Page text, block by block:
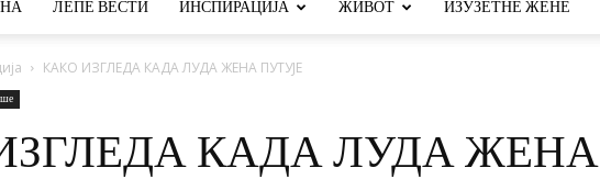
ЛЕПЕ ВЕСТИ ИНСПИРАЦИЈА ЖИВОТ ИЗУЗЕТНЕ ЖЕНЕ
КАКО ИЗГЛЕДА КАДА ЛУДА ЖЕНА ПУТУЈЕ
КАДА ЛУДА ЖЕНА